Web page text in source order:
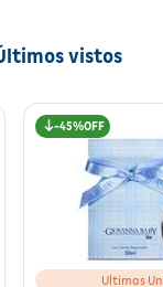
vistos
45%
Ultimas